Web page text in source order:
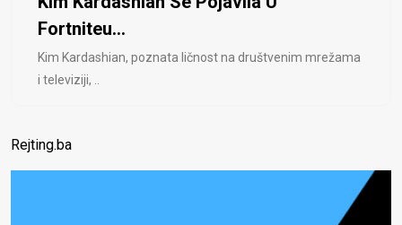
Fortniteu...
Kim Kardashian, poznata ličnost na društvenim mrežama
i televiziji, ..
Rejting.ba